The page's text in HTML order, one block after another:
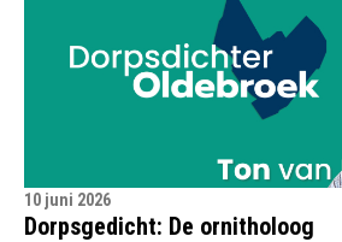
10 juni 2026
Dorpsgedicht: De ornitholoog